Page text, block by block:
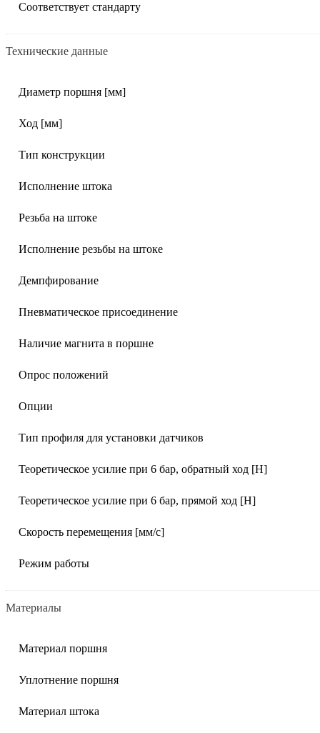
Соответствует стандарту
Технические данные
Диаметр поршня [мм]
Ход [мм]
Тип конструкции
Исполнение штока
Резьба на штоке
Исполнение резьбы на штоке
Демпфирование
Пневматическое присоединение
Наличие магнита в поршне
Опрос положений
Опции
Тип профиля для установки датчиков
Теоретическое усилие при 6 бар, обратный ход [Н]
Теоретическое усилие при 6 бар, прямой ход [Н]
Скорость перемещения [мм/с]
Режим работы
Материалы
Материал поршня
Уплотнение поршня
Материал штока